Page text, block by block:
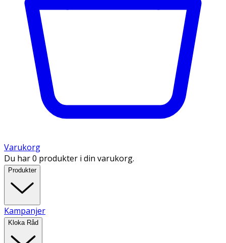
Varukorg
Du har 0 produkter i din varukorg.
Produkter
Kampanjer
Kloka Råd